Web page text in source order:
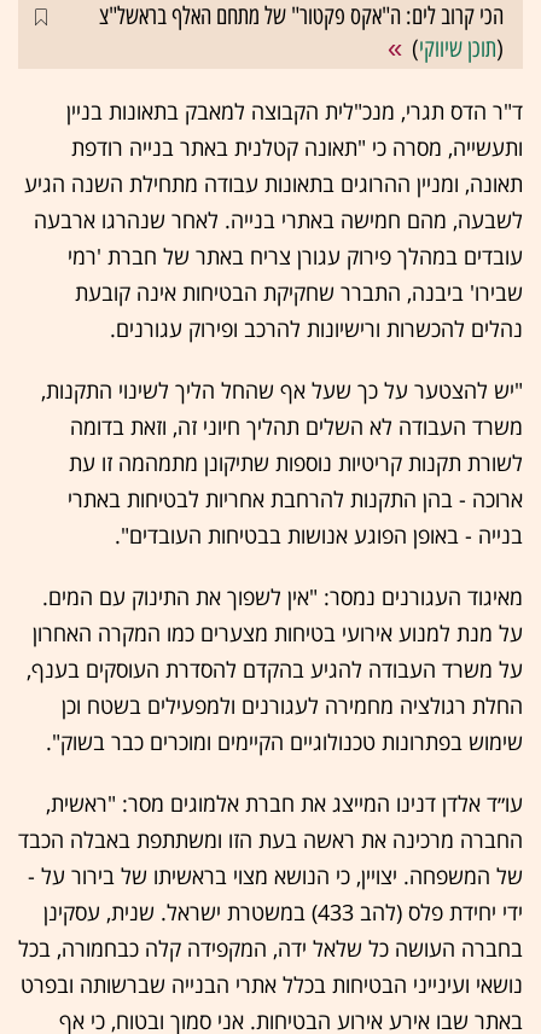
הכי קרוב לים: ה"אקס פקטור" של מתחם האלף בראשל"צ
(תוכן שיווקי)
ד"ר הדס תגרי, מנכ"לית הקבוצה למאבק בתאונות בניין
ותעשייה, מסרה כי "תאונה קטלנית באתר בנייה רודפת
תאונה, ומניין ההרוגים בתאונות עבודה מתחילת השנה הגיע
לשבעה, מהם חמישה באתרי בנייה. לאחר שנהרגו ארבעה
עובדים במהלך פירוק עגורן צריח באתר של חברת 'רמי
שבירו' ביבנה, התברר שחקיקת הבטיחות אינה קובעת
נהלים להכשרות ורישיונות להרכב ופירוק עגורנים.
"יש להצטער על כך שעל אף שהחל הליך לשינוי התקנות,
משרד העבודה לא השלים תהליך חיוני זה, וזאת בדומה
לשורת תקנות קריטיות נוספות שתיקונן מתמהמה זו עת
ארוכה - בהן התקנות להרחבת אחריות לבטיחות באתרי
בנייה - באופן הפוגע אנושות בבטיחות העובדים".
מאיגוד העגורנים נמסר: "אין לשפוך את התינוק עם המים.
על מנת למנוע אירועי בטיחות מצערים כמו המקרה האחרון
על משרד העבודה להגיע בהקדם להסדרת העוסקים בענף,
החלת רגולציה מחמירה לעגורנים ולמפעילים בשטח וכן
שימוש בפתרונות טכנולוגיים הקיימים ומוכרים כבר בשוק".
עו״ד אלדן דנינו המייצג את חברת אלמוגים מסר: "ראשית,
החברה מרכינה את ראשה בעת הזו ומשתתפת באבלה הכבד
של המשפחה. יצויין, כי הנושא מצוי בראשיתו של בירור על -
ידי יחידת פלס (להב 433) במשטרת ישראל. שנית, עסקינן
בחברה העושה כל שלאל ידה, המקפידה קלה כבחמורה, בכל
נושאי ועינייני הבטיחות בכלל אתרי הבנייה שברשותה ובפרט
באתר שבו אירע אירוע הבטיחות. אני סמוך ובטוח, כי אף